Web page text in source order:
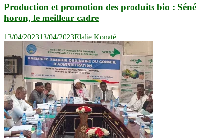
Production et promotion des produits bio : Séné
horon, le meilleur cadre
13/04/202313/04/2023Elalie Konaté